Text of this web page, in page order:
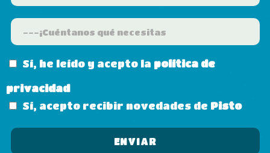
Sí, he leído y acepto la política de
privacidad
Sí, acepto recibir novedades de Pisto